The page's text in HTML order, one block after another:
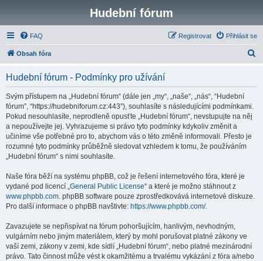
Hudební fórum
FAQ Přihlásit se
Registrovat
Obsah fóra
Hudební fórum - Podmínky pro užívání
Svým přístupem na „Hudební fórum“ (dále jen „my“, „naše“, „nás“, “Hudební
fórum”, “https://hudebniforum.cz:443”), souhlasíte s následujícími podmínkami.
Pokud nesouhlasíte, neprodleně opusťte „Hudební fórum“, nevstupujte na něj
a nepoužívejte jej. Vyhrazujeme si právo tyto podmínky kdykoliv změnit a
učiníme vše potřebné pro to, abychom vás o této změně informovali. Přesto je
rozumné tyto podmínky průběžně sledovat vzhledem k tomu, že používáním
„Hudební fórum“ s nimi souhlasíte.
Naše fóra běží na systému phpBB, což je řešení internetového fóra, které je
vydané pod licencí „General Public License“ a které je možno stáhnout z
www.phpbb.com. phpBB software pouze zprostředkovává internetové diskuze.
Pro další informace o phpBB navštivte: https://www.phpbb.com/.
Zavazujete se nepřispívat na fórum pohoršujícím, hanlivým, nevhodným,
vulgárním nebo jiným materiálem, který by mohl porušovat platné zákony ve
vaší zemi, zákony v zemi, kde sídlí „Hudební fórum“, nebo platné mezinárodní
právo. Tato činnost může vést k okamžitému a trvalému vykázání z fóra a/nebo